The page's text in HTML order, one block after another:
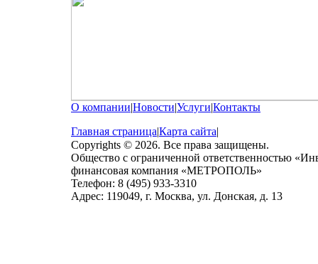
О компании|Новости|Услуги|Контакты
Главная страница|Карта сайта|
Copyrights © 2026. Все права защищены.
Общество с ограниченной ответственностью
финансовая компания «МЕТРОПОЛЬ»
Телефон: 8 (495) 933-3310
Адрес: 119049, г. Москва, ул. Донская, д. 13